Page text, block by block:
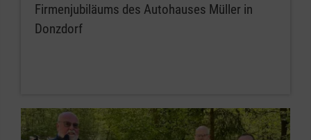
Firmenjubiläums des Autohauses Müller in
Donzdorf